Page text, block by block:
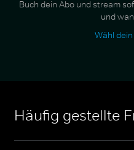
Buch dein Abo und stream
und
Wähl
Häufig gestellte